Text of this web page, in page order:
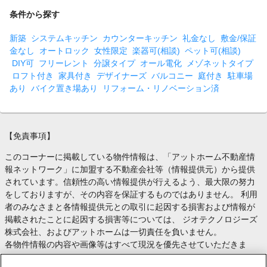
条件から探す
新築 システムキッチン カウンターキッチン 礼金なし
敷金/保証
金なし
オートロック 女性限定 楽器可(相談) ペット可(相談)
DIY可 フリーレント 分譲タイプ オール電化
メゾネットタイプ
ロフト付き
家具付き デザイナーズ バルコニー 庭付き
駐車場
あり
バイク置き場あり リフォーム・リノベーション済
【免責事項】
このコーナーに掲載している物件情報は、「アットホーム不動産情
報ネットワーク」に加盟する不動産会社等（情報提供元）から提供
されています。信頼性の高い情報提供が行えるよう、最大限の努力
をしておりますが、その内容を保証するものではありません。 利用
者のみなさまと各情報提供元との取引に起因する損害および情報が
掲載されたことに起因する損害等については、 ジオテクノロジーズ
株式会社、およびアットホームは一切責任を負いません。
各物件情報の内容や画像等はすべて現況を優先させていただきま
す。